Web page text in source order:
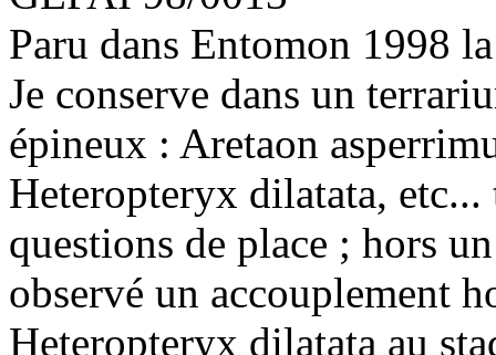
Paru dans Entomon 1998
Je conserve dans un
épineux : Aretaon
Heteropteryx dilatata, etc...
questions de place ; hors
observé un accouplement
Heteropteryx dilatata au